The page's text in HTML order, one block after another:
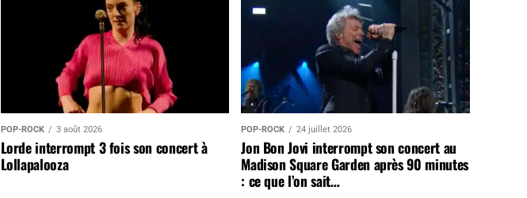
POP-ROCK 3 août 2026
Lorde interrompt 3 fois son concert à
Lollapalooza
POP-ROCK 24 juillet 2026
Jon Bon Jovi interrompt son concert au
Madison Square Garden après 90 minutes
: ce que l’on sait…